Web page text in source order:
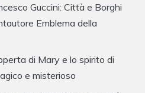
Guccini: Città e Borghi
Emblema della
di Mary e lo spirito di
e misterioso